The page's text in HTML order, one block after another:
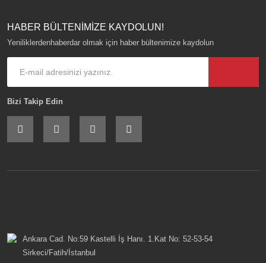
HABER BÜLTENİMİZE KAYDOLUN!
Yeniliklerdenhaberdar olmak için haber bültenimize kaydolun
Bizi Takip Edin
Ankara Cad. No:59 Kastelli İş Hanı. 1.Kat No: 52-53-54
Sirkeci/Fatih/İstanbul